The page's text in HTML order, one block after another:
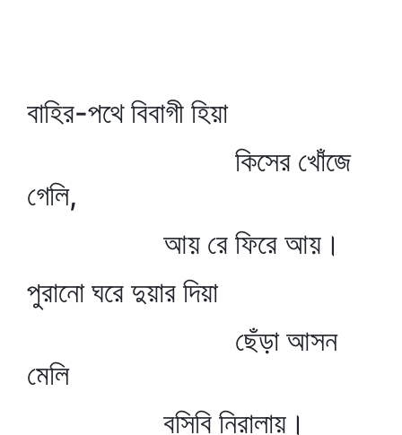
বাহির-পথে বিবাগী হিয়া
কিসের খোঁজে
গেলি,
আয় রে ফিরে আয়।
পুরানো ঘরে দুয়ার দিয়া
ছেঁড়া আসন
মেলি
বসিবি নিরালায়।